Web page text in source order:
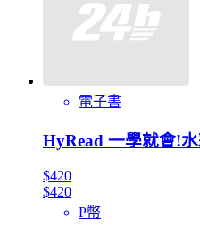
電子書
HyRead 一學就會!
$420
$420
P幣